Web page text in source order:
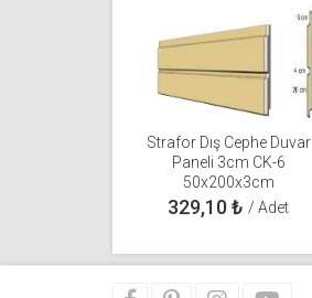
Strafor Dış Cephe Duvar
Paneli 3cm CK-6
50x200x3cm
329,10₺ / Adet